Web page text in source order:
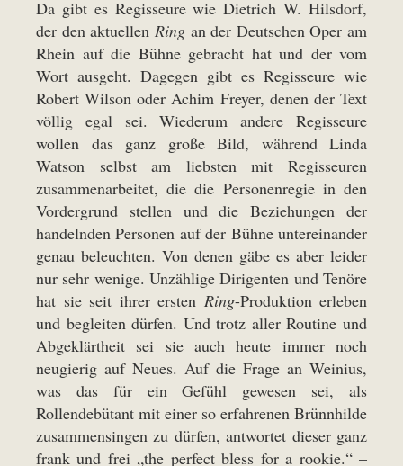
Da gibt es Regisseure wie Dietrich W. Hilsdorf,
der den aktuellen Ringan der Deutschen Oper am
Rhein auf die Bühne gebracht hat und der vom
Wort ausgeht. Dagegen gibt es Regisseure wie
Robert Wilson oder Achim Freyer, denen der Text
völlig egal sei. Wiederum andere Regisseure
wollen das ganz große Bild, während Linda
Watson selbst am liebsten mit Regisseuren
zusammenarbeitet, die die Personenregie in den
Vordergrund stellen und die Beziehungen der
handelnden Personen auf der Bühne untereinander
genau beleuchten. Von denen gäbe es aber leider
nur sehr wenige. Unzählige Dirigenten und Tenöre
hat sie seit ihrer ersten Ring-Produktion erleben
und begleiten dürfen. Und trotz aller Routine und
Abgeklärtheit sei sie auch heute immer noch
neugierig auf Neues. Auf die Frage an Weinius,
was das für ein Gefühl gewesen sei, als
Rollendebütant mit einer so erfahrenen Brünnhilde
zusammensingen zu dürfen, antwortet dieser ganz
frank und frei „the perfect bless for a rookie.“ –